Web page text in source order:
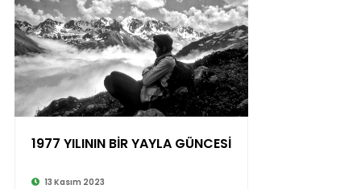
1977 YILININ BİR YAYLA GÜNCESİ
13 Kasım 2023